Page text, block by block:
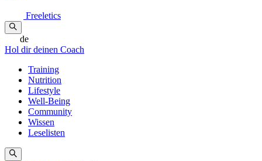
Freeletics
de
Hol dir deinen Coach
Training
Nutrition
Lifestyle
Well-Being
Community
Wissen
Leselisten